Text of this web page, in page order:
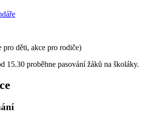
pro děti, akce pro rodiče)
15.30 proběhne pasování žáků na školáky.